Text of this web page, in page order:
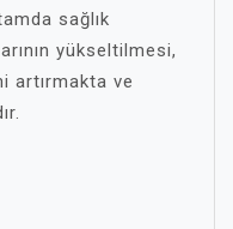
sağlık
yükseltilmesi,
artırmakta ve